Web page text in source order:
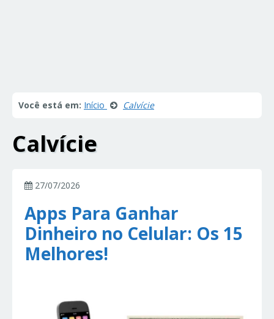
Você está em: Início Calvície
Calvície
27/07/2026
Apps Para Ganhar
Dinheiro no Celular: Os 15
Melhores!